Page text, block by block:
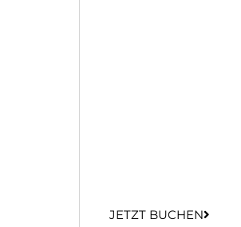
JETZT BUCHEN